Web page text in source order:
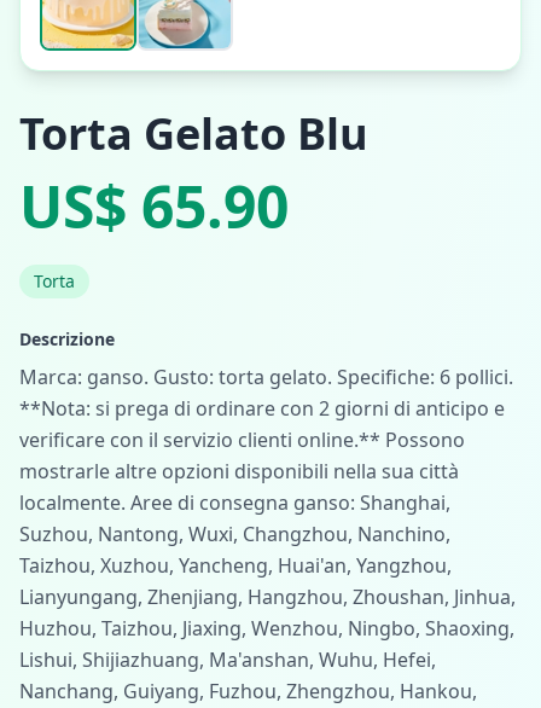
Torta Gelato Blu
US$ 65.90
Torta
Descrizione
Marca: ganso. Gusto: torta gelato. Specifiche: 6 pollici.
**Nota: si prega di ordinare con 2 giorni di anticipo e
verificare con il servizio clienti online.** Possono
mostrarle altre opzioni disponibili nella sua città
localmente. Aree di consegna ganso: Shanghai,
Suzhou, Nantong, Wuxi, Changzhou, Nanchino,
Taizhou, Xuzhou, Yancheng, Huai'an, Yangzhou,
Lianyungang, Zhenjiang, Hangzhou, Zhoushan, Jinhua,
Huzhou, Taizhou, Jiaxing, Wenzhou, Ningbo, Shaoxing,
Lishui, Shijiazhuang, Ma'anshan, Wuhu, Hefei,
Nanchang, Guiyang, Fuzhou, Zhengzhou, Hankou,